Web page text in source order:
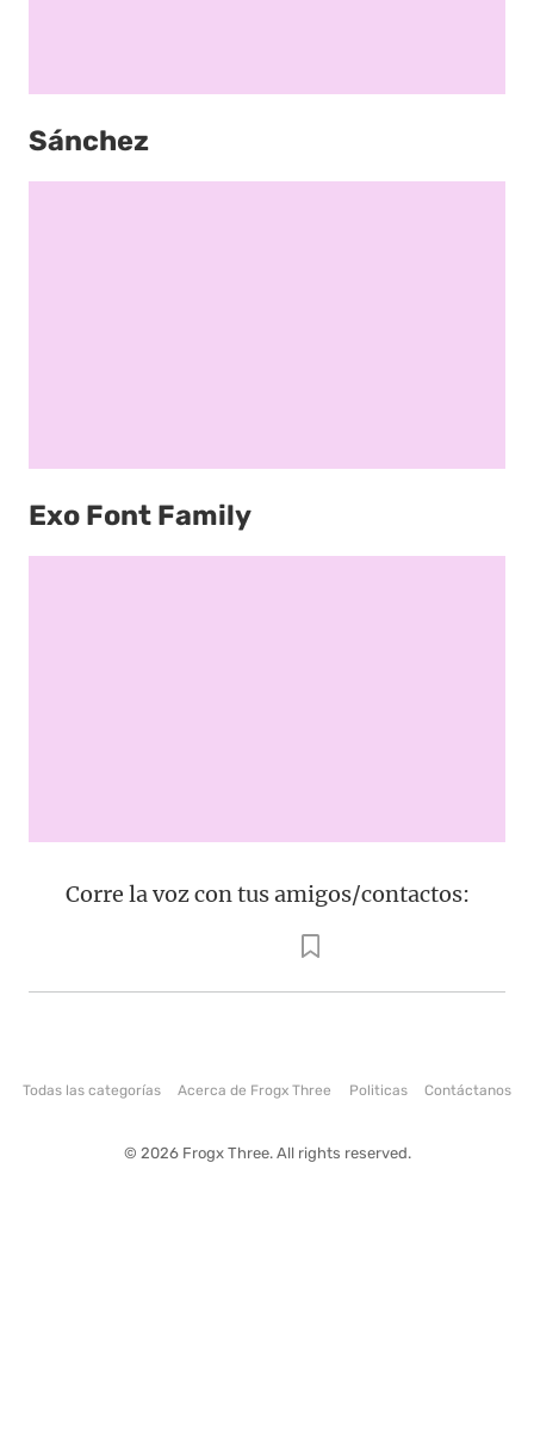
Sánchez
Exo Font Family
Corre la voz con tus amigos/contactos:
Todas las categorías Acerca de Frogx Three Politicas Contáctanos
© 2026 Frogx Three. All rights reserved.